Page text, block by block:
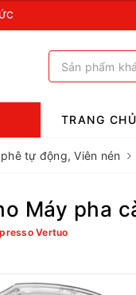
TRANG CHỦ
tự động, Viên nén
Máy pha
Vertuo